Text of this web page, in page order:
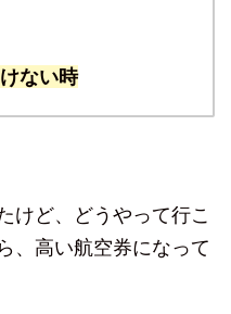
ない時
けど、どうやって行こ
、高い航空券になって